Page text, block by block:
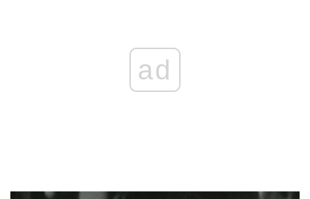
ad